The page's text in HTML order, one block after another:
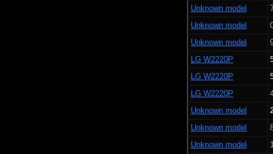
Unknown model
Unknown model
Unknown model
LG W2220P
LG W2220P
LG W2220P
Unknown model
Unknown model
Unknown model